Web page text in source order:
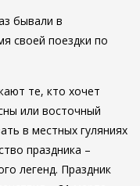
бывали в
своей поездки по
те, кто хочет
или восточный
в местных гуляниях
праздника –
легенд. Праздник